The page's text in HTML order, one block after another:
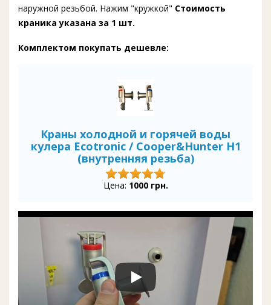
наружной резьбой. Нажим "кружкой" Стоимость
краника указана за 1 шт.
Комплектом покупать дешевле:
Краны холодной и горячей воды
кулера Ecotronic / Cooper&Hunter H1
(внутренняя резьба)
Цена: 1000 грн.